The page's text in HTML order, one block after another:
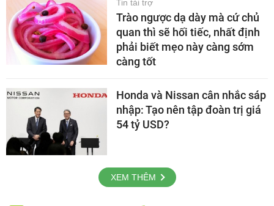
Tin tài trợ
Trào ngược dạ dày mà cứ chủ
quan thì sẽ hối tiếc, nhất định
phải biết mẹo này càng sớm
càng tốt
Honda và Nissan cân nhắc sáp
nhập: Tạo nên tập đoàn trị giá
54 tỷ USD?
XEM THÊM